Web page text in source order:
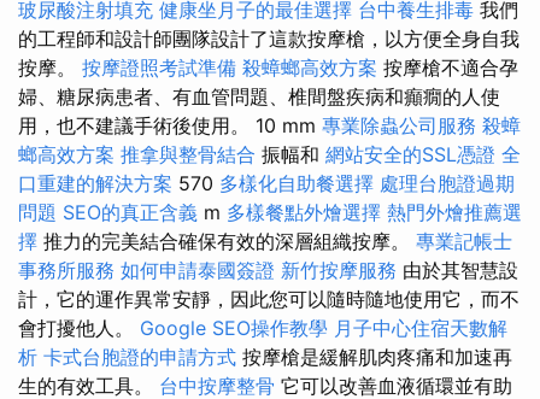
玻尿酸注射填充 健康坐月子的最佳選擇 台中養生排毒 我們
的工程師和設計師團隊設計了這款按摩槍，以方便全身自我
按摩。 按摩證照考試準備 殺蟑螂高效方案 按摩槍不適合孕
婦、糖尿病患者、有血管問題、椎間盤疾病和癲癇的人使
用，也不建議手術後使用。 10 mm 專業除蟲公司服務 殺蟑
螂高效方案 推拿與整骨結合 振幅和 網站安全的SSL憑證 全
口重建的解決方案 570 多樣化自助餐選擇 處理台胞證過期
問題 SEO的真正含義 m 多樣餐點外燴選擇 熱門外燴推薦選
擇 推力的完美結合確保有效的深層組織按摩。 專業記帳士
事務所服務 如何申請泰國簽證 新竹按摩服務 由於其智慧設
計，它的運作異常安靜，因此您可以隨時隨地使用它，而不
會打擾他人。 Google SEO操作教學 月子中心住宿天數解
析 卡式台胞證的申請方式 按摩槍是緩解肌肉疼痛和加速再
生的有效工具。 台中按摩整骨 它可以改善血液循環並有助